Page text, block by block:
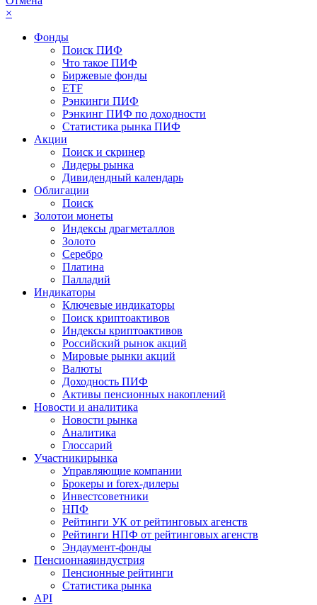
×
Фонды
Поиск ПИФ
Что такое ПИФ
Биржевые фонды
ETF
Рэнкинги ПИФ
Рэнкинг ПИФ по доходности
Статистика рынка ПИФ
Акции
Поиск и скринер
Лидеры рынка
Дивидендный календарь
Облигации
Поиск
Золотои монеты
Индексы драгметаллов
Золото
Серебро
Платина
Палладий
Индикаторы
Ключевые индикаторы
Поиск криптоактивов
Индексы криптоактивов
Российский рынок акций
Мировые рынки акций
Валюты
Доходность ПИФ
Активы пенсионных накоплений
Новости и аналитика
Новости рынка
Аналитика
Глоссарий
Участникирынка
Управляющие компании
Брокеры и forex-дилеры
Инвестсоветники
НПФ
Рейтинги УК от рейтинговых агенств
Рейтинги НПФ от рейтинговых агенств
Эндаумент-фонды
Пенсионнаяиндустрия
Пенсионные рейтинги
Статистика рынка
API